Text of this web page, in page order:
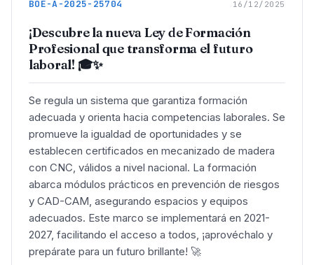
BOE-A-2025-25704 16/12/2025
¡Descubre la nueva Ley de Formación
Profesional que transforma el futuro
laboral! 🎓✨
Se regula un sistema que garantiza formación
adecuada y orienta hacia competencias laborales. Se
promueve la igualdad de oportunidades y se
establecen certificados en mecanizado de madera
con CNC, válidos a nivel nacional. La formación
abarca módulos prácticos en prevención de riesgos
y CAD-CAM, asegurando espacios y equipos
adecuados. Este marco se implementará en 2021-
2027, facilitando el acceso a todos, ¡aprovéchalo y
prepárate para un futuro brillante! 🚀